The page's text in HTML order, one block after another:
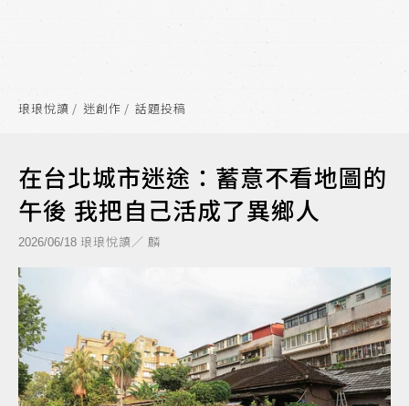
琅琅悅讀 迷創作 話題投稿
在台北城市迷途：蓄意不看地圖的
午後 我把自己活成了異鄉人
2026/06/18 琅琅悅讀／ 麟